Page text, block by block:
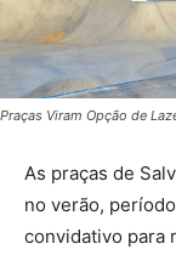
Praças Viram Opção de
As praças de
no verão,
convidativo para